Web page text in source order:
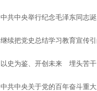
中共中央举行纪念毛泽东同志
继续把党史总结学习教育宣传
以史为鉴、开创未来 埋头苦
中共中央关于党的百年奋斗重